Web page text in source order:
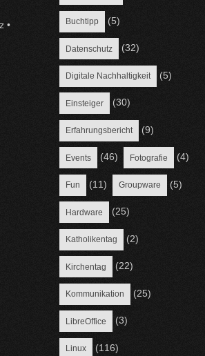
•
Buchtipp (5)
Datenschutz (32)
Digitale Nachhaltigkeit (5)
Einsteiger (30)
Erfahrungsbericht (9)
Events (46) Fotografie (4)
Fun (11) Groupware (5)
Hardware (25)
Katholikentag (2)
Kirchentag (22)
Kommunikation (25)
LibreOffice (3)
Linux (116)